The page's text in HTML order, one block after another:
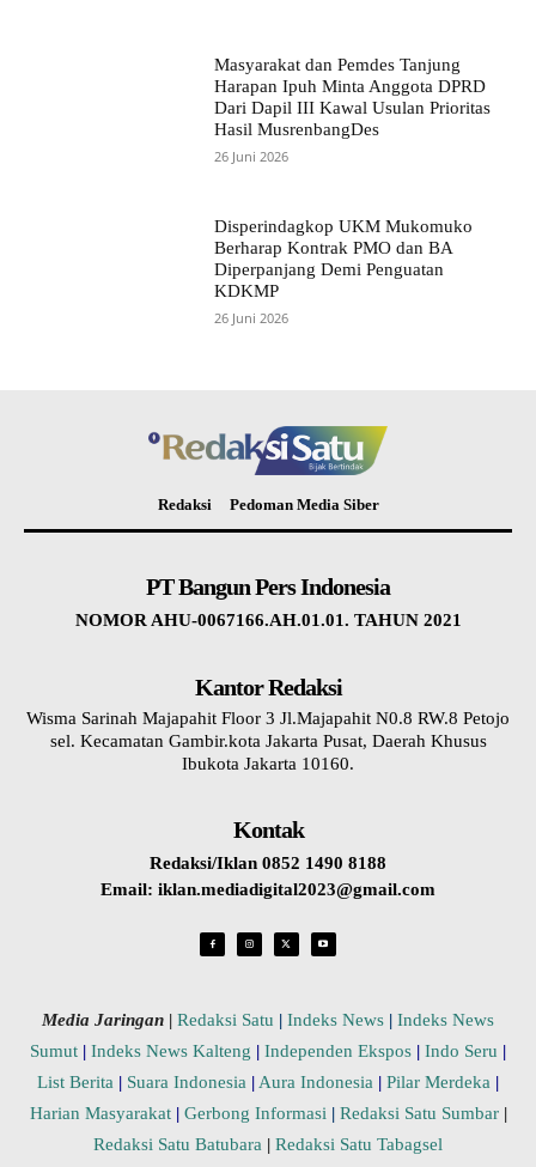
Masyarakat dan Pemdes Tanjung
Harapan Ipuh Minta Anggota DPRD
Dari Dapil III Kawal Usulan Prioritas
Hasil MusrenbangDes
26 Juni 2026
Disperindagkop UKM Mukomuko
Berharap Kontrak PMO dan BA
Diperpanjang Demi Penguatan
KDKMP
26 Juni 2026
Redaksi Pedoman Media Siber
PT Bangun Pers Indonesia
NOMOR AHU-0067166.AH.01.01. TAHUN 2021
Kantor Redaksi
Wisma Sarinah Majapahit Floor 3 Jl.Majapahit N0.8 RW.8 Petojo
sel. Kecamatan Gambir.kota Jakarta Pusat, Daerah Khusus
Ibukota Jakarta 10160.
Kontak
Redaksi/Iklan 0852 1490 8188
Email: iklan.mediadigital2023@gmail.com
Media Jaringan | Redaksi Satu | Indeks News | Indeks News
Sumut | Indeks News Kalteng | Independen Ekspos | Indo Seru |
List Berita | Suara Indonesia |Aura Indonesia | Pilar Merdeka |
Harian Masyarakat | Gerbong Informasi | Redaksi Satu Sumbar |
Redaksi Satu Batubara | Redaksi Satu Tabagsel